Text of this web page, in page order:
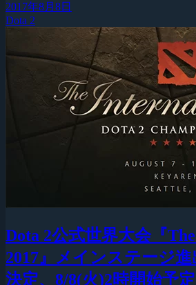
2017年8月8日
Dota 2
Dota 2公式世界大会『
2017』メインステージ
決定、8/8(火)2時開始予定